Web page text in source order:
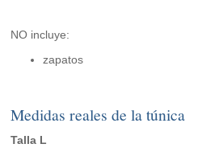
NO incluye:
zapatos
Medidas reales de la túnica
Talla L